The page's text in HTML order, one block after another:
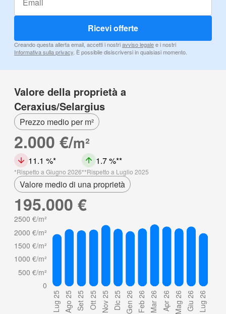
Ricevi offerte
Creando questa allerta email, accetti i nostriavviso legalee i nostri
Informativa sulla privacy. È possibile disiscriversi in qualsiasi momento.
Valore della proprietà a
Ceraxius/Selargius
Prezzo medio per m²
2.000 €/m²
11.1 %
Rispetto a Giugno 2026
1.7 %
Rispetto a Luglio 2025
Valore medio di una proprietà
195.000 €